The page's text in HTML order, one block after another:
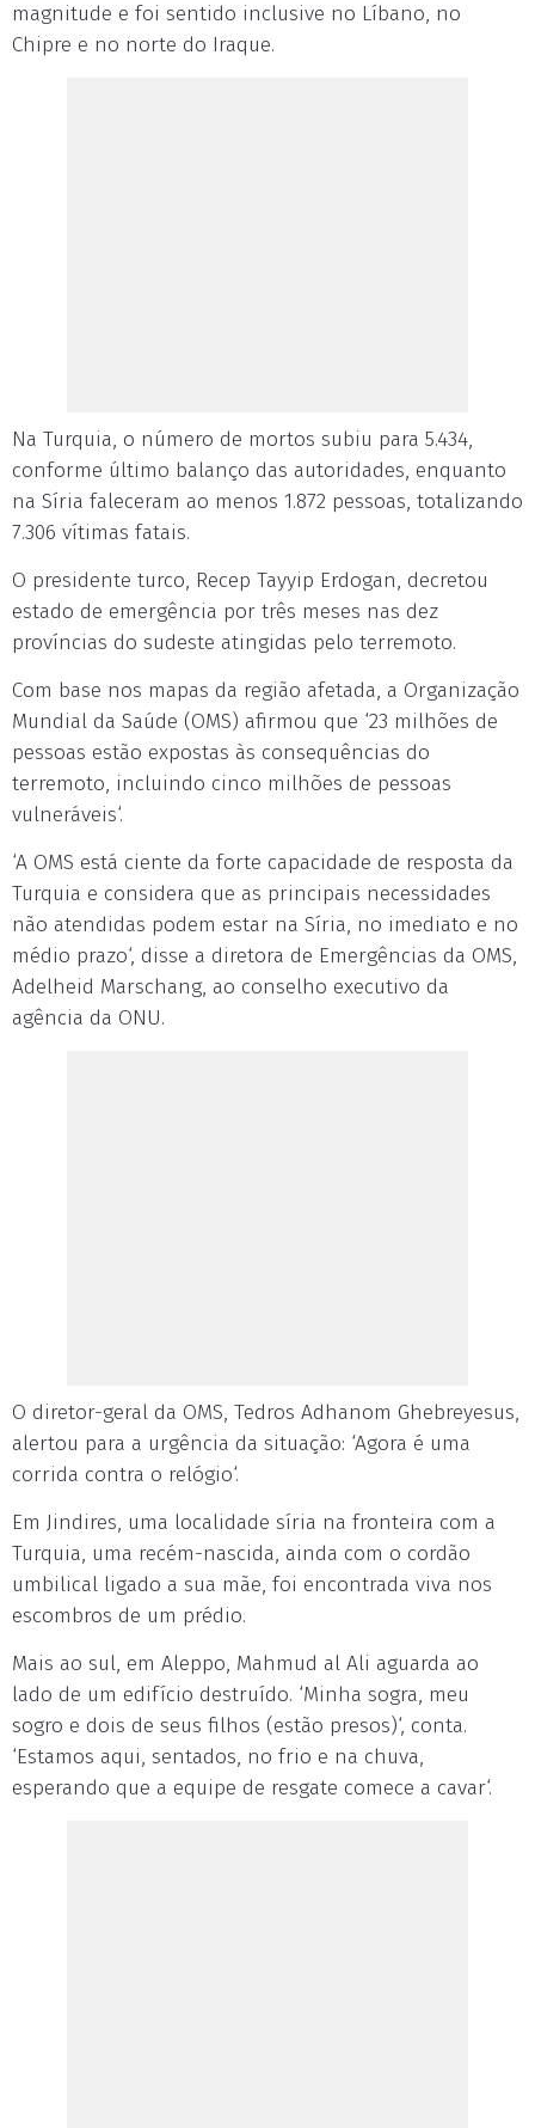
magnitude e foi sentido inclusive no Líbano, no
Chipre e no norte do Iraque.
Na Turquia, o número de mortos subiu para 5.434,
conforme último balanço das autoridades, enquanto
na Síria faleceram ao menos 1.872 pessoas, totalizando
7.306 vítimas fatais.
O presidente turco, Recep Tayyip Erdogan, decretou
estado de emergência por três meses nas dez
províncias do sudeste atingidas pelo terremoto.
Com base nos mapas da região afetada, a Organização
Mundial da Saúde (OMS) afirmou que ‘23 milhões de
pessoas estão expostas às consequências do
terremoto, incluindo cinco milhões de pessoas
vulneráveis‘.
‘A OMS está ciente da forte capacidade de resposta da
Turquia e considera que as principais necessidades
não atendidas podem estar na Síria, no imediato e no
médio prazo‘, disse a diretora de Emergências da OMS,
Adelheid Marschang, ao conselho executivo da
agência da ONU.
O diretor-geral da OMS, Tedros Adhanom Ghebreyesus,
alertou para a urgência da situação: ‘Agora é uma
corrida contra o relógio‘.
Em Jindires, uma localidade síria na fronteira com a
Turquia, uma recém-nascida, ainda com o cordão
umbilical ligado a sua mãe, foi encontrada viva nos
escombros de um prédio.
Mais ao sul, em Aleppo, Mahmud al Ali aguarda ao
lado de um edifício destruído. ‘Minha sogra, meu
sogro e dois de seus filhos (estão presos)‘, conta.
‘Estamos aqui, sentados, no frio e na chuva,
esperando que a equipe de resgate comece a cavar‘.